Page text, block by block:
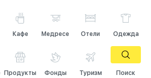
Кафе Медресе Отели Одежда
Продукты Фонды Туризм Поиск